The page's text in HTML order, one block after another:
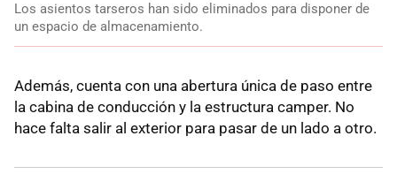
Los asientos tarseros han sido eliminados para disponer de
un espacio de almacenamiento.
Además, cuenta con una abertura única de paso entre
la cabina de conducción y la estructura camper. No
hace falta salir al exterior para pasar de un lado a otro.